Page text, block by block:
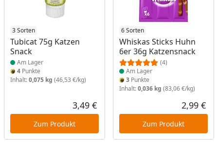
3 Sorten
Tubicat 75g Katzen
Snack
Produkt am Lager
Am Lager
4 Punkte
Inhalt:0,075 kg (46,53 €/kg)
Aktueller Preis
3,49 €
Zum Produkt
6 Sorten
Whiskas Sticks Huhn
6er 36g Katzensnack
(4)
Produkt am Lager
Am Lager
3Punkte
Inhalt:0,036 kg (83,06 €/kg)
2,99 €
Zum Produkt